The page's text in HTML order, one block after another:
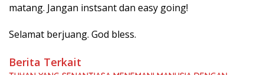
matang. Jangan instsant dan easy going!
Selamat berjuang. God bless.
Berita Terkait